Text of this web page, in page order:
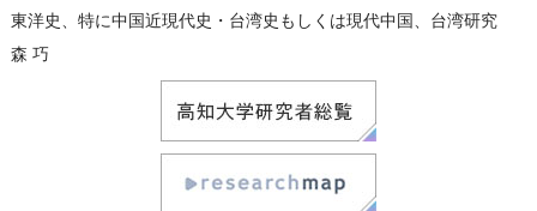
東洋史、特に中国近現代史・台湾史もしくは現代中国、台湾研究
森 巧